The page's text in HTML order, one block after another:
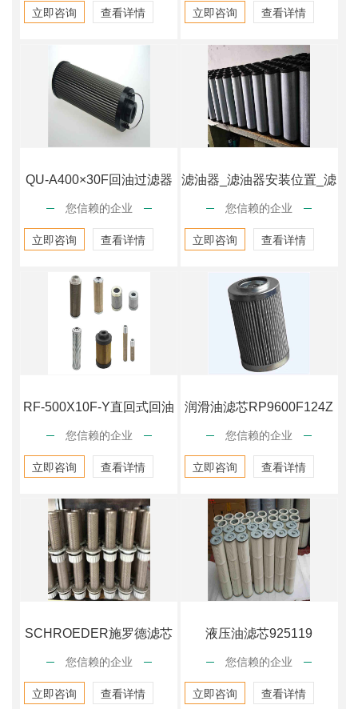
立即咨询 查看详情 立即咨询 查看详情
QU-A400×30F回油过滤器
您信赖的企业
立即咨询 查看详情
滤油器_滤油器安装位置_滤
油器过滤精度
您信赖的企业
立即咨询 查看详情
RF-500X10F-Y直回式回油
过滤器
您信赖的企业
立即咨询 查看详情
润滑油滤芯RP9600F124Z
您信赖的企业
立即咨询 查看详情
SCHROEDER施罗德滤芯
BBW
您信赖的企业
立即咨询 查看详情
液压油滤芯925119
您信赖的企业
立即咨询 查看详情